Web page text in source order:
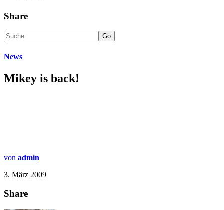
Share
Go
News
Mikey is back!
von admin
3. März 2009
Share